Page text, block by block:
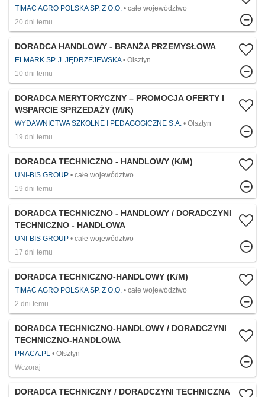
TIMAC AGRO POLSKA SP. Z O.O.
całe województwo
20 dni temu
DORADCA HANDLOWY - BRANŻA PRZEMYSŁOWA
ELMARK SP. J. JĘDRZEJEWSKA
Olsztyn
10 dni temu
DORADCA MERYTORYCZNY – PROMOCJA OFERTY I
WSPARCIE SPRZEDAŻY (M/K)
WYDAWNICTWA SZKOLNE I PEDAGOGICZNE S.A.
Olsztyn
19 dni temu
DORADCA TECHNICZNO - HANDLOWY (K/M)
UNI-BIS GROUP
całe województwo
19 dni temu
DORADCA TECHNICZNO - HANDLOWY / DORADCZYNI
TECHNICZNO - HANDLOWA
UNI-BIS GROUP
całe województwo
17 dni temu
DORADCA TECHNICZNO-HANDLOWY (K/M)
TIMAC AGRO POLSKA SP. Z O.O.
całe województwo
2 dni temu
DORADCA TECHNICZNO-HANDLOWY / DORADCZYNI
TECHNICZNO-HANDLOWA
PRACA.PL
Olsztyn
Wczoraj
DORADCA TECHNICZNY / DORADCZYNI TECHNICZNA